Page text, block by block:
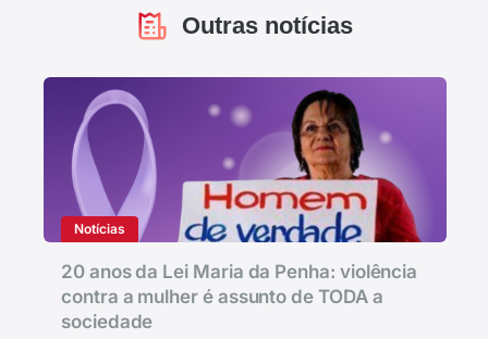
Outras notícias
Notícias
20 anos da Lei Maria da Penha: violência
contra a mulher é assunto de TODA a
sociedade